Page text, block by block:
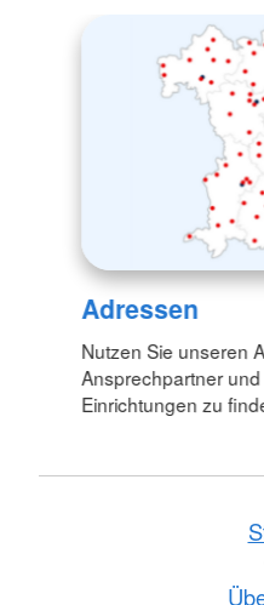
Adressen
Nutzen Sie unseren
Ansprechpartner
Einrichtungen zu